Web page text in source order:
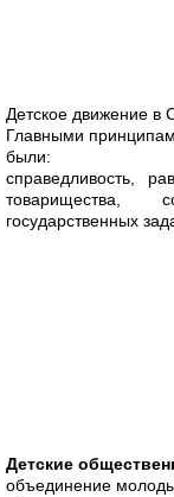
Детское движение в
Главными
были:
справедливость,
товарищества,
государственных
Детские
объединение